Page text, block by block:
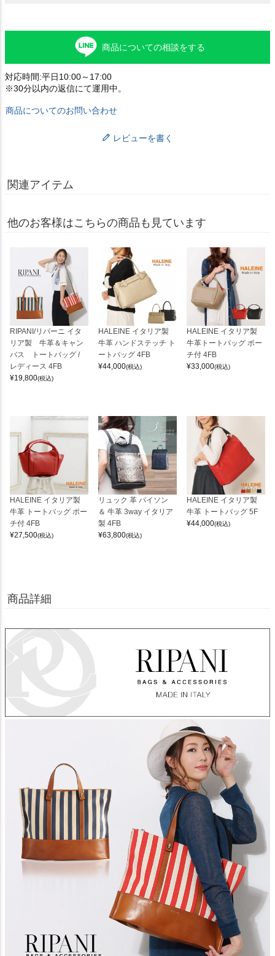
商品についての相談をする
対応時間:平日10:00～17:00
※30分以内の返信にて運用中。
商品についてのお問い合わせ
レビューを書く
関連アイテム
他のお客様はこちらの商品も見ています
RIPANI/リパーニ イタ
リア製 牛革＆キャン
バス トートバッグ /
レディース 4FB
¥19,800(税込)
HALEINE イタリア製
牛革 ハンドステッチ ト
ートバッグ 4FB
¥44,000(税込)
HALEINE イタリア製
牛革トートバッグ ポー
チ付 4FB
¥33,000(税込)
HALEINE イタリア製
牛革 トートバッグ ポー
チ付 4FB
¥27,500(税込)
リュック 革 パイソン
＆ 牛革 3way イタリア
製 4FB
¥63,800(税込)
HALEINE イタリア製
牛革 トートバッグ 5F
¥44,000(税込)
商品詳細